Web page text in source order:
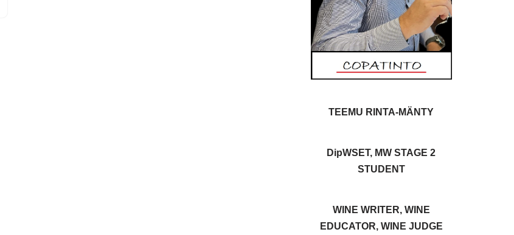
TEEMU RINTA-MÄNTY
DipWSET, MW STAGE 2
STUDENT
WINE WRITER, WINE
EDUCATOR, WINE JUDGE